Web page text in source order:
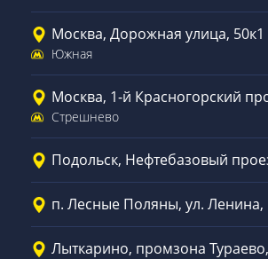
Москва, Дорожная улица, 50к1
Южная
Москва, 1-й Красногорский
Стрешнево
Подольск, Нефтебазовый
п. Лесные Поляны, ул. Ленина,
Лыткарино, промзона